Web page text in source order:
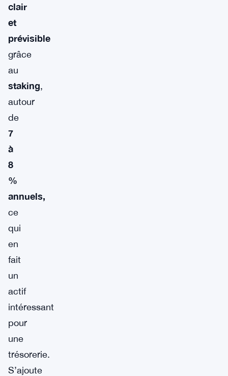
clair
et
prévisible
grâce
au
staking,
autour
de
7
à
8
%
annuels,
ce
qui
en
fait
un
actif
intéressant
pour
une
trésorerie.
S’ajoute